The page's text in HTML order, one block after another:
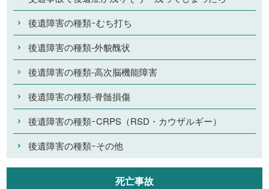
後遺障害の種類ｰむち打ち
後遺障害の種類-外貌醜状
後遺障害の種類-高次脳機能障害
後遺障害の種類-脊髄損傷
後遺障害の種類ｰCRPS（RSD・カウザルギー）
後遺障害の種類ｰその他
死亡事故